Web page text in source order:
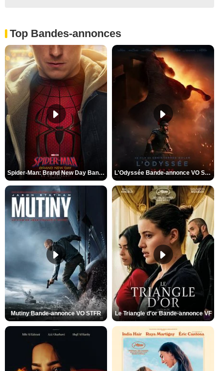
Top Bandes-annonces
Spider-Man: Brand New Day Bande-annonce VO STFR L'Odyssée Bande-annonce VO STFR
Mutiny Bande-annonce VO STFR Le Triangle d'or Bande-annonce VF